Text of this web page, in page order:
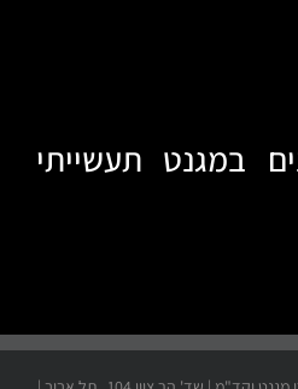
במגנט תעשייתי